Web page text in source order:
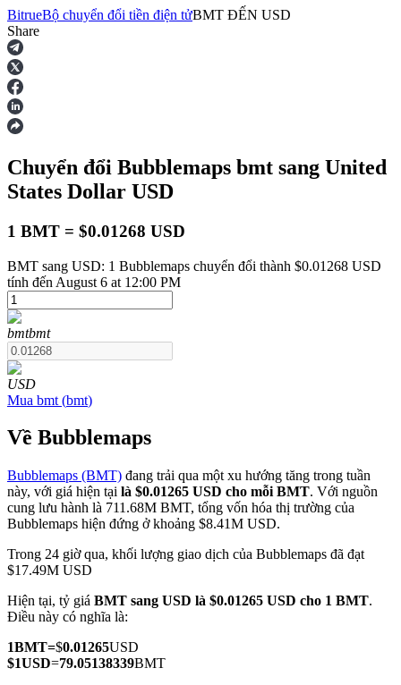
Hợp đồng tương lai
USDT Futures
COIN-M Futures
Futures sử dụng token làm tài sản thế chấp
TradFi
Phái sinh cổ phiếu, ngoại hối, kim loại quý và hàng hóa
BitrueBộ chuyển đổi tiền điện tửBMT ĐẾN USD
Share
Chuyển đổi Bubblemaps bmt sang United
States Dollar USD
1 BMT = $0.01268 USD
BMT sang USD: 1 Bubblemaps chuyển đổi thành $0.01268 USD
tính đến August 6 at 12:00 PM
bmtbmt
USD
Mua bmt (bmt)
Về Bubblemaps
Bubblemaps (BMT) đang trải qua một xu hướng tăng trong tuần
này, với giá hiện tại là $0.01265 USD cho mỗi BMT. Với nguồn
cung lưu hành là 711.68M BMT, tổng vốn hóa thị trường của
Bubblemaps hiện đứng ở khoảng $8.41M USD.
Trong 24 giờ qua, khối lượng giao dịch của Bubblemaps đã đạt
$17.49M USD
Hiện tại, tỷ giá BMT sang USD là $0.01265 USD cho 1 BMT.
Điều này có nghĩa là:
1BMT=$0.01265USD
$1USD=79.05138339BMT